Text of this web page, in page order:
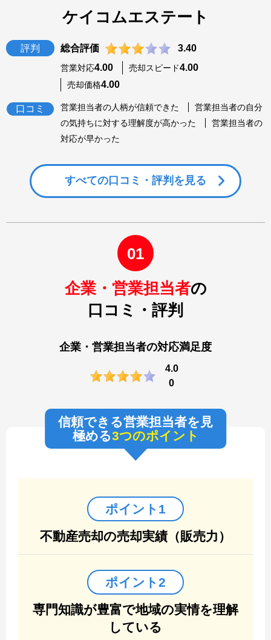
ケイコムエステート
評判 総合評価 3.40
営業対応4.00 売却スピード4.00
売却価格4.00
口コミ 営業担当者の人柄が信頼できた
営業担当者の自分
の気持ちに対する理解度が高かった
営業担当者の
対応が早かった
すべての 口コミ・評判を見る
01
企業・営業担当者の
口コミ・評判
企業・営業担当者の対応満足度
4.0
0
信頼できる営業担当者を見
極める3つのポイント
ポイント1
不動産売却の売却実績（販売力）
ポイント2
専門知識が豊富で地域の実情を理解
している